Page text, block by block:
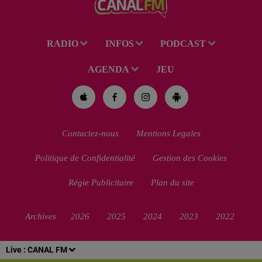
Live : CANAL FM
RADIO INFOS PODCAST
AGENDA JEU
Contactez-nous Mentions Legales
Politique de Confidentialité Gestion des Cookies
Régie Publicitaire Plan du site
Archives 2026 2025 2024 2023 2022